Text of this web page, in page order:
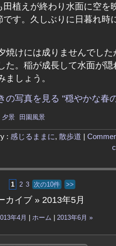
です。久しぶりに日暮れ時
焼けには成りませんでした
た。稲が成長して水面が隠
ましょう。
の写真を見る "穏やかな春
夕景 田園風景
: 感じるままに, 散歩道
1 2 3 次の10件 >>
カイブ » 2013年5月
年4月 ホーム 2013年6月 »